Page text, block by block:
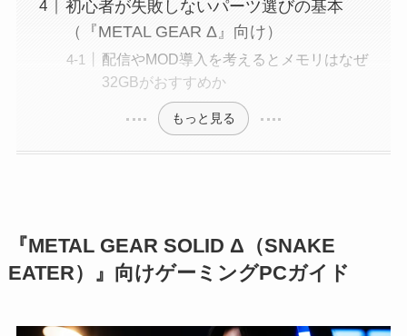
初心者が失敗しないパーツ選びの基本
（『METAL GEAR Δ』向け）
配信やMOD導入を考えるとメモリはなぜ
32GBがおすすめか
もっと見る
『METAL GEAR SOLID Δ（SNAKE
EATER）』向けゲーミングPCガイド